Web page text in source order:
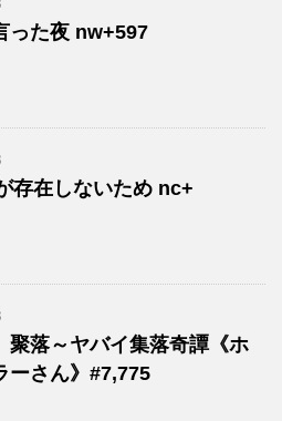
った夜 nw+597
存在しないため nc+
聚落～ヤバイ集落奇譚《ホ
ーさん》#7,775